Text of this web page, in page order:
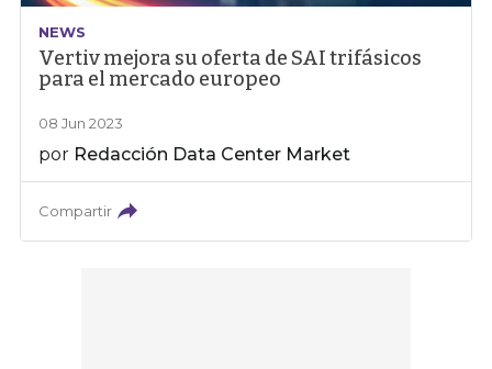
NEWS
Vertiv mejora su oferta de SAI trifásicos
para el mercado europeo
08 Jun 2023
por Redacción Data Center Market
Compartir